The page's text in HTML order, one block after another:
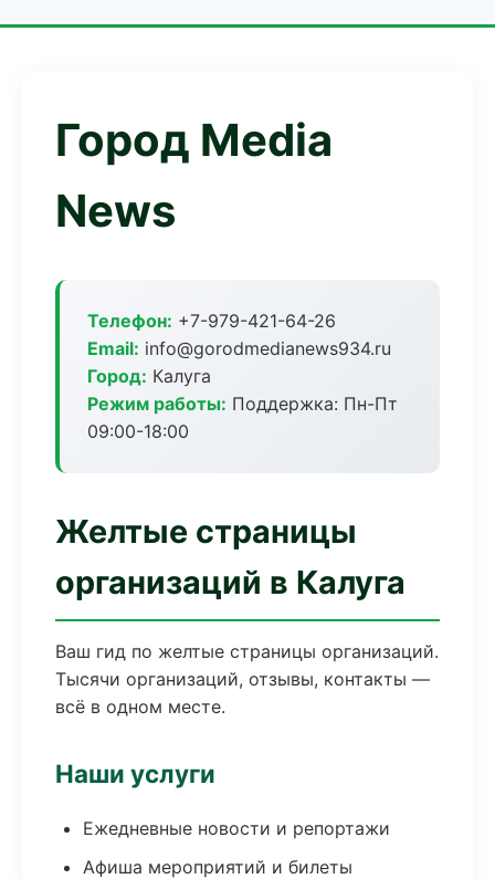
Город Media
News
Телефон: +7-979-421-64-26
Email: info@gorodmedianews934.ru
Город: Калуга
Режим работы: Поддержка: Пн-Пт
09:00-18:00
Желтые страницы
организаций в Калуга
Ваш гид по желтые страницы организаций.
Тысячи организаций, отзывы, контакты —
всё в одном месте.
Наши услуги
Ежедневные новости и репортажи
Афиша мероприятий и билеты